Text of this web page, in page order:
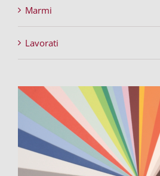
Marmi
Lavorati